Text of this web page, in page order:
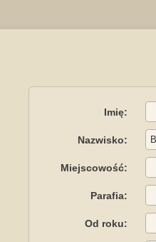
Imię:
Nazwisko:
Miejscowość:
Parafia:
Od roku: